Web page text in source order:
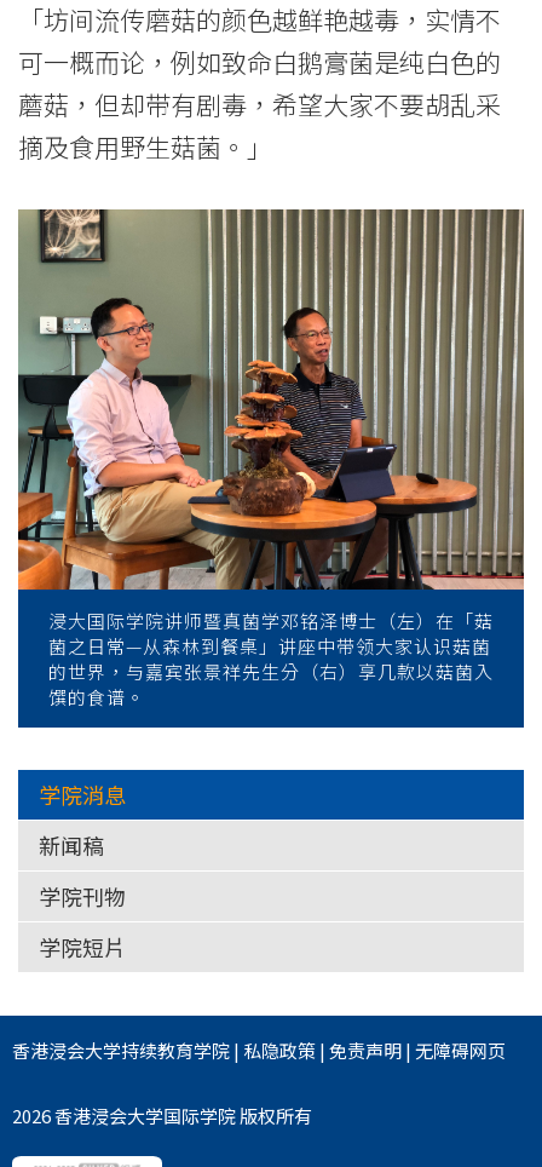
「坊间流传磨菇的颜色越鲜艳越毒，实情不
可一概而论，例如致命白鹅膏菌是纯白色的
蘑菇，但却带有剧毒，希望大家不要胡乱采
摘及食用野生菇菌。」
浸大国际学院讲师暨真菌学邓铭泽博士（左）在「菇
菌之日常—从森林到餐桌」讲座中带领大家认识菇菌
的世界，与嘉宾张景祥先生分（右）享几款以菇菌入
馔的食谱。
学院消息
新闻稿
学院刊物
学院短片
香港浸会大学持续教育学院| 私隐政策|免责声明|无障碍网页
2026 香港浸会大学国际学院 版权所有